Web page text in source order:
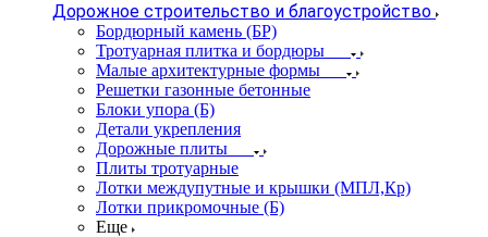
Дорожное строительство и благоустройство
Бордюрный камень (БР)
Тротуарная плитка и бордюры
Малые архитектурные формы
Решетки газонные бетонные
Блоки упора (Б)
Детали укрепления
Дорожные плиты
Плиты тротуарные
Лотки междупутные и крышки (МПЛ,Кр)
Лотки прикромочные (Б)
Еще